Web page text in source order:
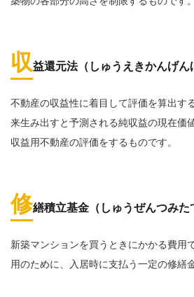
収益還元法（しゅうえきかんげん
不動産の収益性に着目して評価を算出す
来生み出すと予測される純収益の現在価
収益用不動産の評価をするものです。
修繕積立基金（しゅうぜんつみた
新築マンションを買うときにかかる費用
用のために、入居時に支払う一定の修繕